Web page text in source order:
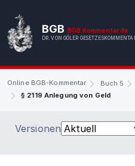
BGB BGB.Kommentar.de
DR. VON GÖLER
Online BGB-Kommentar Buch 5
§ 2119 Anlegung von Geld
Versionen